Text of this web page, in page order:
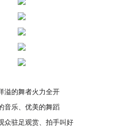
溢的舞者火力全开
音乐、优美的舞蹈
众驻足观赏、拍手叫好